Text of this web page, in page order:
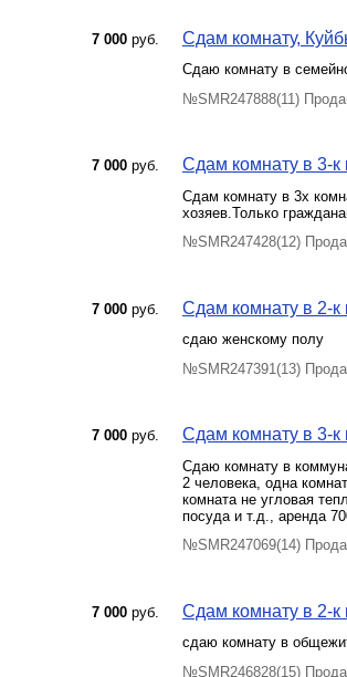
7 000 руб. Сдам комнату,
Сдаю комнату в
№SMR247888(11)
7 000 руб. Сдам комнату в 3-
Сдам комнату в 3х
хозяев.Только
№SMR247428(12)
7 000 руб. Сдам комнату в 2-
сдаю женскому полу
№SMR247391(13)
7 000 руб. Сдам комнату в 3-к
Сдаю комнату в
2 человека, одна
комната не угловая
посуда и т.д., аренда
№SMR247069(14)
7 000 руб. Сдам комнату в 2-
сдаю комнату в
№SMR246828(15)